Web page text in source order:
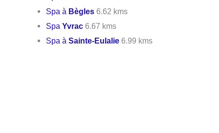
Spa à Bègles 6.62 kms
SpaYvrac 6.67 kms
Spa àSainte-Eulalie 6.99 kms